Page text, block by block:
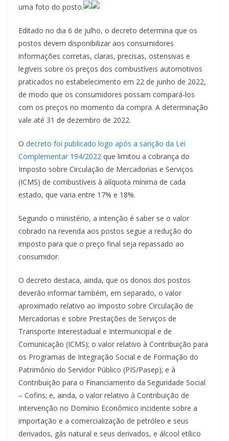
uma foto do posto.
Editado no dia 6 de julho, o decreto determina que os
postos devem disponibilizar aos consumidores
informações corretas, claras, precisas, ostensivas e
legíveis sobre os preços dos combustíveis automotivos
praticados no estabelecimento em 22 de junho de 2022,
de modo que os consumidores possam compará-los
com os preços no momento da compra. A determinação
vale até 31 de dezembro de 2022.
O decreto foi publicado logo após a sanção da Lei
Complementar 194/2022 que limitou a cobrança do
Imposto sobre Circulação de Mercadorias e Serviços
(ICMS) de combustíveis à alíquota mínima de cada
estado, que varia entre 17% e 18%.
Segundo o ministério, a intenção é saber se o valor
cobrado na revenda aos postos segue a redução do
imposto para que o preço final seja repassado ao
consumidor.
O decreto destaca, ainda, que os donos dos postos
deverão informar também, em separado, o valor
aproximado relativo ao Imposto sobre Circulação de
Mercadorias e sobre Prestações de Serviços de
Transporte Interestadual e Intermunicipal e de
Comunicação (ICMS); o valor relativo à Contribuição para
os Programas de Integração Social e de Formação do
Patrimônio do Servidor Público (PIS/Pasep); e à
Contribuição para o Financiamento da Seguridade Social
– Cofins; e, ainda, o valor relativo à Contribuição de
Intervenção no Domínio Econômico incidente sobre a
importação e a comercialização de petróleo e seus
derivados, gás natural e seus derivados, e álcool etílico